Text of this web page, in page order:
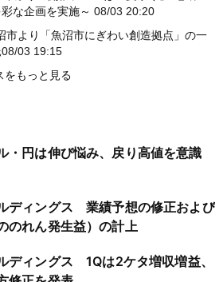
な企画を実施～ 08/03 20:20
市より「魚沼市にぎわい創造拠点」の一
08/03 19:15
をもっと見る
・円は伸び悩み、戻り高値を意識
ディングス 業績予想の修正および
のれん発生益）の計上
ディングス 1Qは2ケタ増収増益、